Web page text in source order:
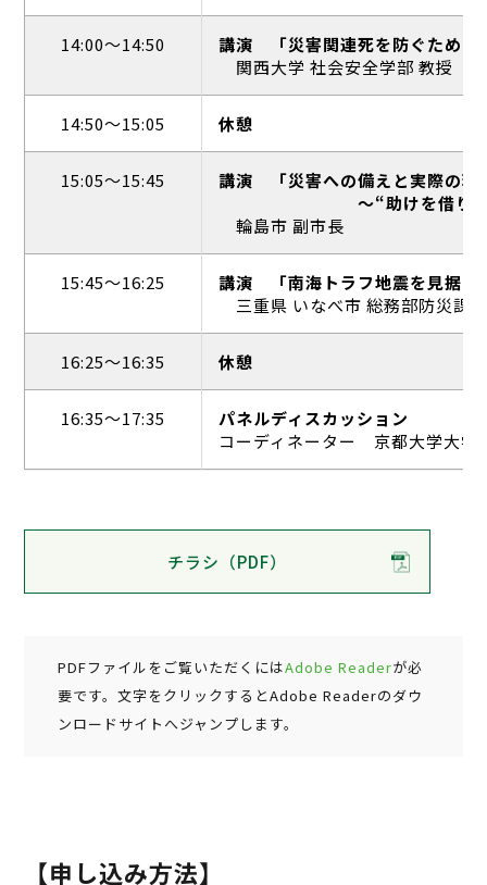
14:00～14:50 講演
「災害関連死を防ぐため
関⻄⼤学 社会安全学
14:50～15:05 休憩
15:05～15:45 講演
「災害への備えと実際の
〜“助けを借り
輪島市 副市
15:45～16:25 講演
「南海トラフ地震を⾒据
三重県 いなべ市 総務部防
16:25～16:35 休憩
16:35～17:35
パネルディスカッション
コーディネーター 京都⼤
チラシ（PDF）
PDFファイルをご覧いただくにはAdobe Readerが必
要です。文字をクリックするとAdobe Readerのダウ
ンロードサイトへジャンプします。
【申し込み方法】